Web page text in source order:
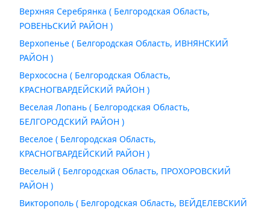
Верхняя Серебрянка ( Белгородская Область,
РОВЕНЬСКИЙ РАЙОН )
Верхопенье ( Белгородская Область, ИВНЯНСКИЙ
РАЙОН )
Верхососна ( Белгородская Область,
КРАСНОГВАРДЕЙСКИЙ РАЙОН )
Веселая Лопань ( Белгородская Область,
БЕЛГОРОДСКИЙ РАЙОН )
Веселое ( Белгородская Область,
КРАСНОГВАРДЕЙСКИЙ РАЙОН )
Веселый ( Белгородская Область, ПРОХОРОВСКИЙ
РАЙОН )
Викторополь ( Белгородская Область, ВЕЙДЕЛЕВСКИЙ